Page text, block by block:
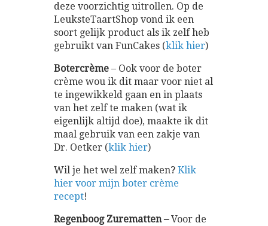
deze voorzichtig uitrollen. Op de
LeuksteTaartShop vond ik een
soort gelijk product als ik zelf heb
gebruikt van FunCakes (klik hier)
Botercrème – Ook voor de boter
crème wou ik dit maar voor niet al
te ingewikkeld gaan en in plaats
van het zelf te maken (wat ik
eigenlijk altijd doe), maakte ik dit
maal gebruik van een zakje van
Dr. Oetker (klik hier)
Wil je het wel zelf maken? Klik
hier voor mijn boter crème
recept!
Regenboog Zurematten –Voor de